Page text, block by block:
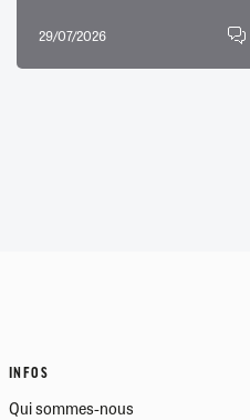
29/07/2026
INFOS
Qui sommes-nous